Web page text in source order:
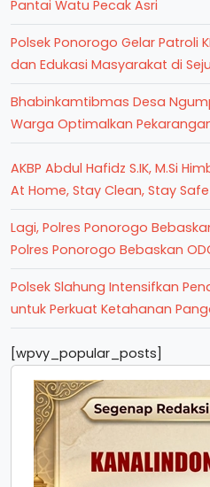
Pantai Watu Pecak Asri
Polsek Ponorogo Gelar Patroli
dan Edukasi Masyarakat di
Bhabinkamtibmas Desa
Warga Optimalkan
AKBP Abdul Hafidz S.IK, M.Si
At Home, Stay Clean, Stay
Lagi, Polres Ponorogo
Polres Ponorogo Bebaskan
Polsek Slahung Intensifkan
untuk Perkuat Ketahanan
[wpvy_popular_posts]